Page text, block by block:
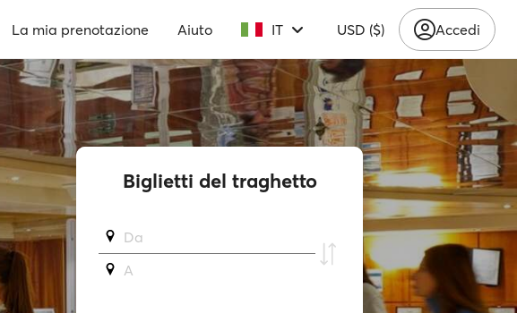
La mia prenotazione Aiuto IT USD ($) Accedi
Biglietti del traghetto
Da
A